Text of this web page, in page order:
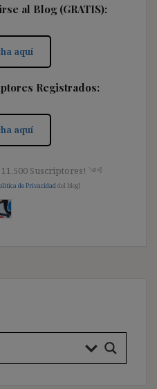
al Blog (GRATIS):
aquí
Registrados:
aquí
Suscriptores! ༺
de Privacidad del blog]